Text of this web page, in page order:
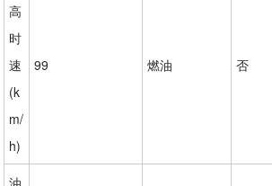
高
时
速
(k
m/
h)
99 燃油 否
油